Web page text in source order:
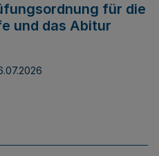
für die
und das Abitur